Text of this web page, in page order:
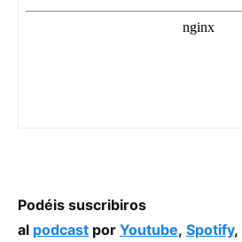
Podéis suscribiros
al podcast por Youtube, Spotify,